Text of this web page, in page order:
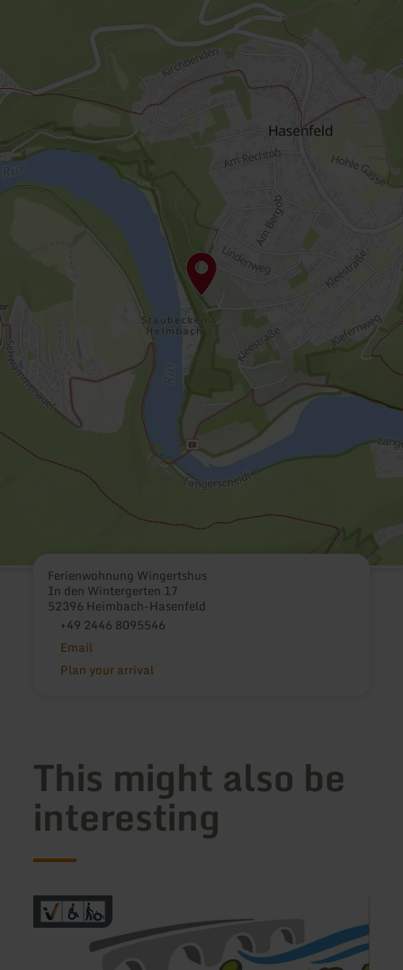
Ferienwohnung Wingertshus
In den Wintergerten 17
52396 Heimbach-Hasenfeld
+49 2446 8095546
Email
Plan your arrival
This might also be
interesting
learn
more
about:
Campingpark
Echternacherbrück
Garni